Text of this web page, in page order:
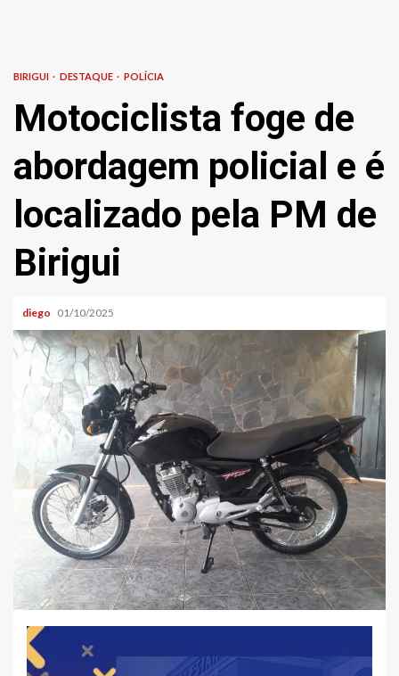
BIRIGUI DESTAQUE POLÍCIA
Motociclista foge de
abordagem policial e é
localizado pela PM de
Birigui
diego 01/10/2025